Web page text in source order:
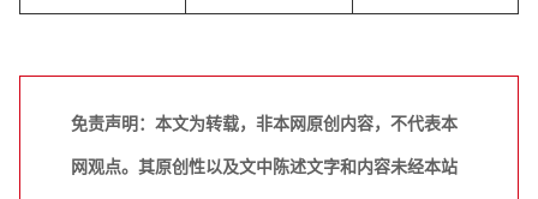
免责声明：本文为转载，非本网原创内容，不代表本
网观点。其原创性以及文中陈述文字和内容未经本站